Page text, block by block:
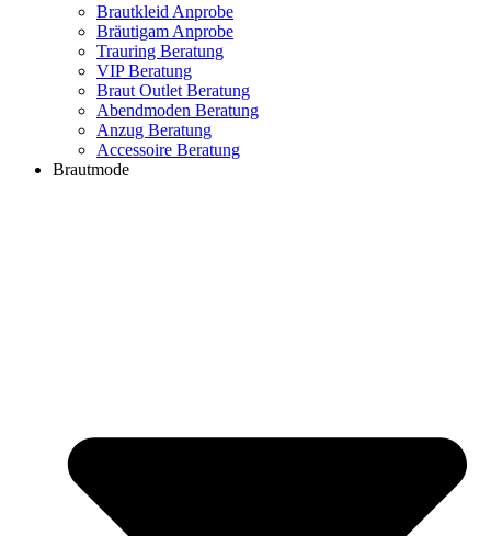
Brautkleid Anprobe
Bräutigam Anprobe
Trauring Beratung
VIP Beratung
Braut Outlet Beratung
Abendmoden Beratung
Anzug Beratung
Accessoire Beratung
Brautmode